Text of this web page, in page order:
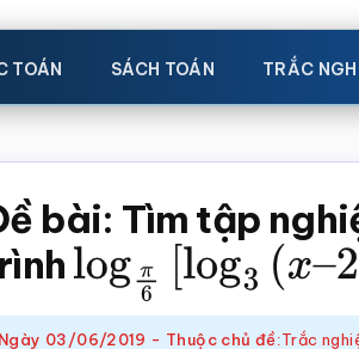
TOÁN SÁCH TOÁN TRẮC
bài: Tìm tập
logπ 6[log 3(x–
Ngày 03/06/2019 - Thuộc chủ đề:Trắc